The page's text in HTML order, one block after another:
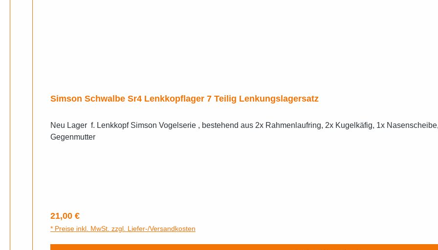
Simson Schwalbe Sr4 Lenkkopflager 7 Teilig Lenkungslagersatz
Neu Lager f. Lenkkopf Simson Vogelserie , bestehend aus 2x Rahmenlaufring, 2x Kugelkäfig, 1x
Gegenmutter
Regulärer Preis:
21,00 €
* Preise inkl. MwSt. zzgl. Liefer-/Versandkosten